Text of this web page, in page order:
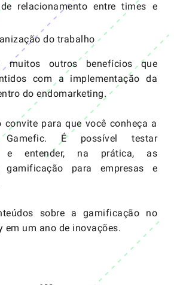
relacionamento entre times e
do trabalho
muitos outros benefícios que
com a implementação da
do endomarketing.
convite para que você conheça a
Gamefic. É possível testar
e entender, na prática, as
gamificação para empresas e
sobre a gamificação no
em um ano de inovações.